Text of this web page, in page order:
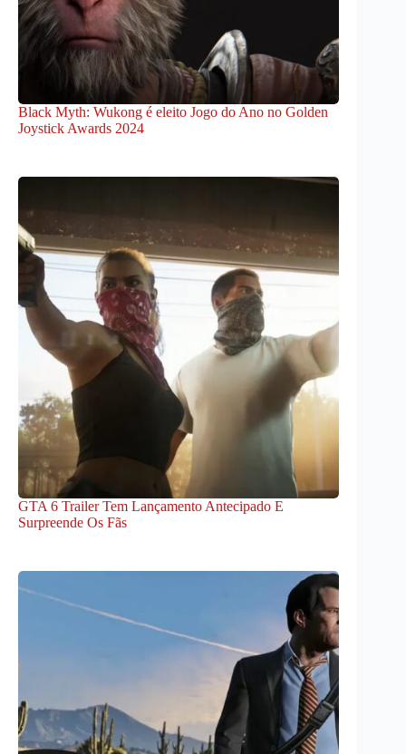
Black Myth: Wukong é eleito Jogo do Ano no Golden
Joystick Awards 2024
GTA 6 Trailer Tem Lançamento Antecipado E
Surpreende Os Fãs